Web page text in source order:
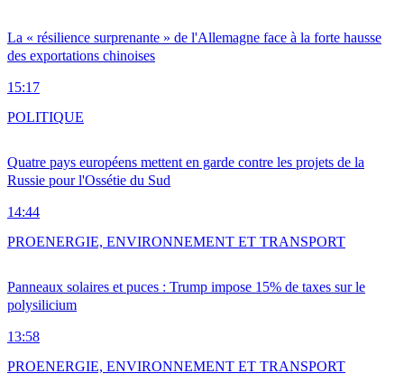
La « résilience surprenante » de l'Allemagne face à la forte hausse
des exportations chinoises
15:17
Quatre pays européens mettent en garde contre les projets de la
Russie pour l'Ossétie du Sud
14:44
POLITIQUE
Panneaux solaires et puces : Trump impose 15% de taxes sur le
polysilicium
13:58
PROENERGIE, ENVIRONNEMENT ET TRANSPORT
PROENERGIE, ENVIRONNEMENT ET TRANSPORT